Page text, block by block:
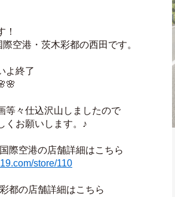
！
空港・茨木彩都の西田です。
よ終了
等々仕込沢山しましたので
くお願いします。♪
際空港の店舗詳細はこちら
store/110
都の店舗詳細はこちら